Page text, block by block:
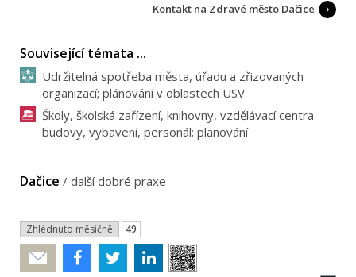
Kontakt na Zdravé město Dačice
Související témata ...
Udržitelná spotřeba města, úřadu a zřizovaných
organizací; plánování v oblastech USV
Školy, školská zařízení, knihovny, vzdělávací centra -
budovy, vybavení, personál; planování
Dačice / další dobré praxe
Zhlédnuto měsíčně 49
Poslat